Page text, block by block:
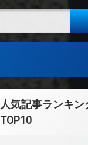
人気記事ランキン
TOP10